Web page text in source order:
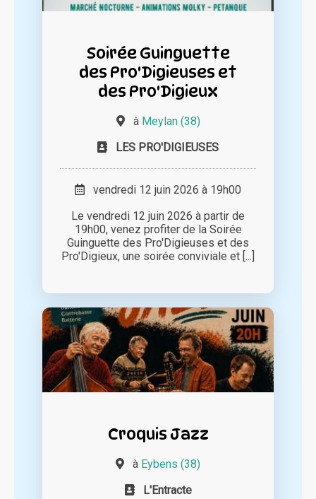
Soirée Guinguette
des Pro'Digieuses et
des Pro'Digieux
à Meylan (38)
LES PRO'DIGIEUSES
vendredi 12 juin 2026 à 19h00
Le vendredi 12 juin 2026 à partir de
19h00, venez profiter de la Soirée
Guinguette des Pro'Digieuses et des
Pro'Digieux, une soirée conviviale et [...]
Croquis Jazz
à Eybens (38)
L'Entracte